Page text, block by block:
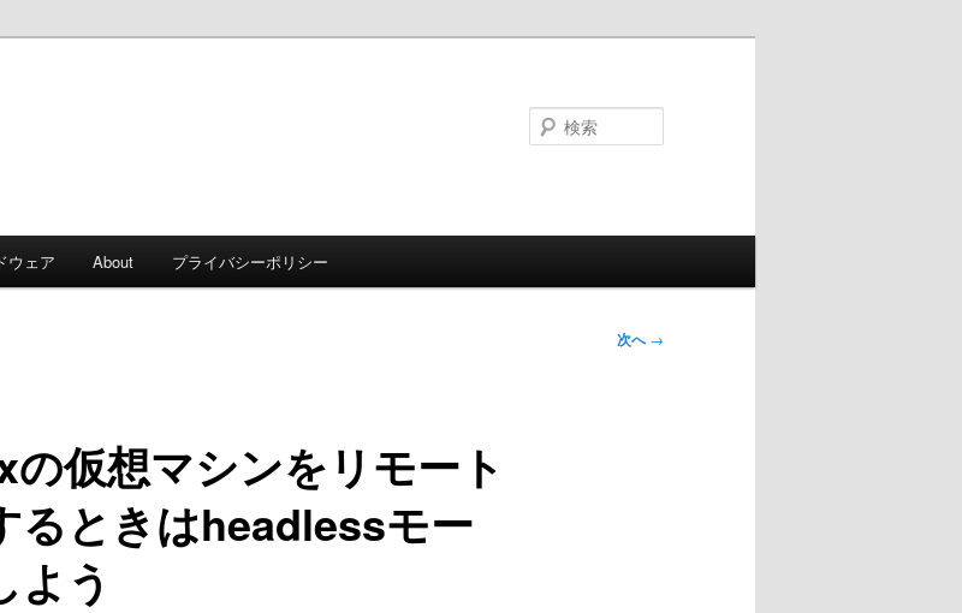
ウェア About プライバシーポリシー
次へ→
仮想マシンをリモート
るときはheadlessモー
よう